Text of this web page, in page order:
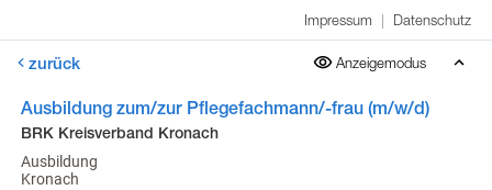
Impressum | Datenschutz
zurück Anzeigemodus
Ausbildung zum/zur Pflegefachmann/-frau (m/w/d)
BRK Kreisverband Kronach
Ausbildung
Kronach